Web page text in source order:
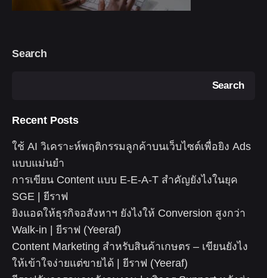
Search
Search
Recent Posts
ใช้ AI วิเคราะห์พฤติกรรมลูกค้าบนเว็บไซต์เพื่อยิง Ads
แบบแม่นยำ
การเขียน Content แบบ E-E-A-T สำคัญยังไงในยุค
SGE | ยีราฟ
ยิงแอดให้ธุรกิจอสังหาฯ ยังไงให้ Conversion สูงกว่า
Walk-in | ยีราฟ (Yeeraf)
Content Marketing สำหรับสินค้าเกษตร – เขียนยังไง
ให้เข้าใจง่ายแต่ขายได้ | ยีราฟ (Yeeraf)